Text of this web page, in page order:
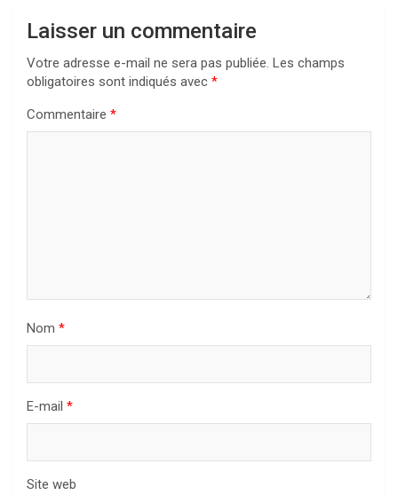
Laisser un commentaire
Votre adresse e-mail ne sera pas publiée. Les champs
obligatoires sont indiqués avec *
Commentaire *
Nom *
E-mail *
Site web